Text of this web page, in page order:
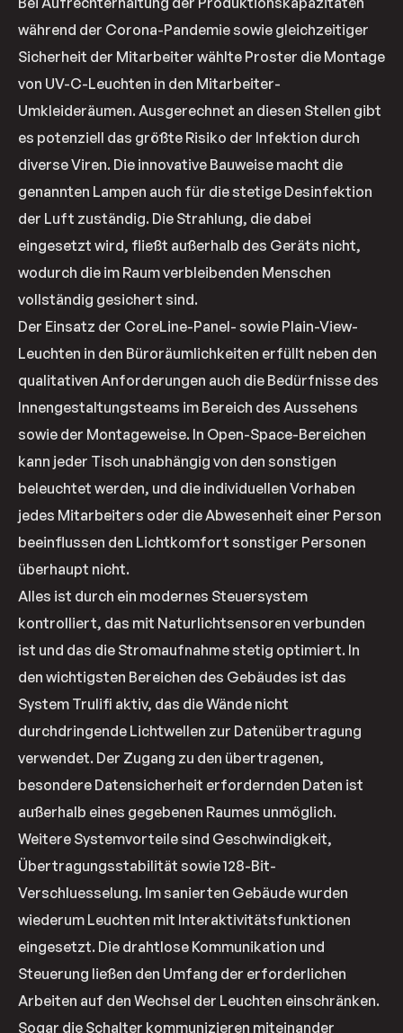
während der Corona-Pandemie sowie gleichzeitiger
Sicherheit der Mitarbeiter wählte Proster die Montage
von UV-C-Leuchten in den Mitarbeiter-
Umkleideräumen. Ausgerechnet an diesen Stellen gibt
es potenziell das größte Risiko der Infektion durch
diverse Viren. Die innovative Bauweise macht die
genannten Lampen auch für die stetige Desinfektion
der Luft zuständig. Die Strahlung, die dabei
eingesetzt wird, fließt außerhalb des Geräts nicht,
wodurch die im Raum verbleibenden Menschen
vollständig gesichert sind.
Der Einsatz der CoreLine-Panel- sowie Plain-View-
Leuchten in den Büroräumlichkeiten erfüllt neben den
qualitativen Anforderungen auch die Bedürfnisse des
Innengestaltungsteams im Bereich des Aussehens
sowie der Montageweise. In Open-Space-Bereichen
kann jeder Tisch unabhängig von den sonstigen
beleuchtet werden, und die individuellen Vorhaben
jedes Mitarbeiters oder die Abwesenheit einer Person
beeinflussen den Lichtkomfort sonstiger Personen
überhaupt nicht.
Alles ist durch ein modernes Steuersystem
kontrolliert, das mit Naturlichtsensoren verbunden
ist und das die Stromaufnahme stetig optimiert. In
den wichtigsten Bereichen des Gebäudes ist das
System Trulifi aktiv, das die Wände nicht
durchdringende Lichtwellen zur Datenübertragung
verwendet. Der Zugang zu den übertragenen,
besondere Datensicherheit erfordernden Daten ist
außerhalb eines gegebenen Raumes unmöglich.
Weitere Systemvorteile sind Geschwindigkeit,
Übertragungsstabilität sowie 128-Bit-
Verschluesselung. Im sanierten Gebäude wurden
wiederum Leuchten mit Interaktivitätsfunktionen
eingesetzt. Die drahtlose Kommunikation und
Steuerung ließen den Umfang der erforderlichen
Arbeiten auf den Wechsel der Leuchten einschränken.
Sogar die Schalter kommunizieren miteinander